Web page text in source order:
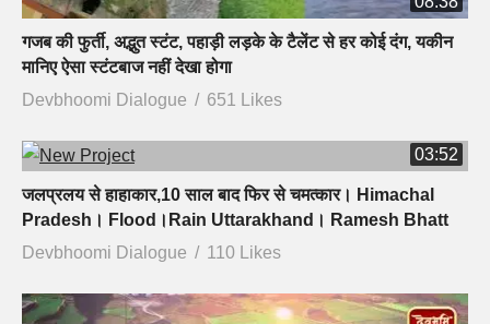
गजब की फुर्ती, अद्भुत स्टंट, पहाड़ी लड़के के टैलेंट से हर कोई दंग, यकीन
मानिए ऐसा स्टंटबाज नहीं देखा होगा
Devbhoomi Dialogue
651 Likes
03:52
जलप्रलय से हाहाकार,10 साल बाद फिर से चमत्कार। Himachal
Pradesh। Flood।Rain Uttarakhand। Ramesh Bhatt
Devbhoomi Dialogue
110 Likes